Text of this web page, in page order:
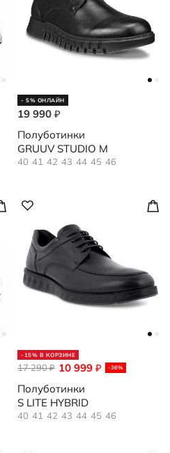
- 5% ОНЛАЙН
19 990 ₽
Полуботинки
GRUUV STUDIO M
40 41 42 43 44 45 46
-15% В КОРЗИНЕ
10 999 ₽ -36%
17 290₽
Полуботинки
S LITE HYBRID
40 41 42 43 44 45 46